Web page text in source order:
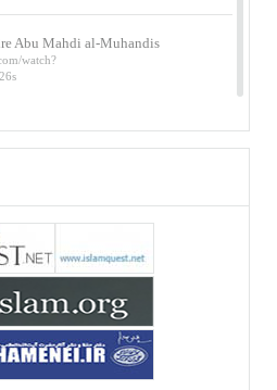
Abu Mahdi al-Muhandis
watch?
(wudu) secondo l’Imam Alì
watch?
sui martiri Qassem
Al-Muhandis
Video del discorso tenuto
in ...